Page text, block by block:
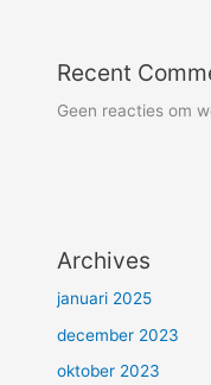
Recent
Geen reacties om
Archives
januari 2025
december 2023
oktober 2023